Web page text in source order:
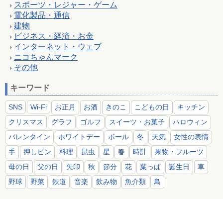
スポーツ・レジャー・ゲーム
電化製品・通信
建物
ビジネス・経済・お金
インターネット・ウェブ
ニコちゃんマーク
その他
キーワード
SNS Wi-Fi お正月 お酒 きのこ こどもの日
キッチン
クリスマス
グラフ ゴルフ スイーツ・お菓子
ハロウィン
バレンタイン
ホワイトデー ボール 冬 天気
女性の表情
手
押しピン 料理 昆虫 星 春 時計
果物・フルーツ
母の日
父の日 矢印 秋 節分 花 葉っぱ 誕生日
車
野球
野菜 鉄道 音楽 飲み物 魚介類 鳥